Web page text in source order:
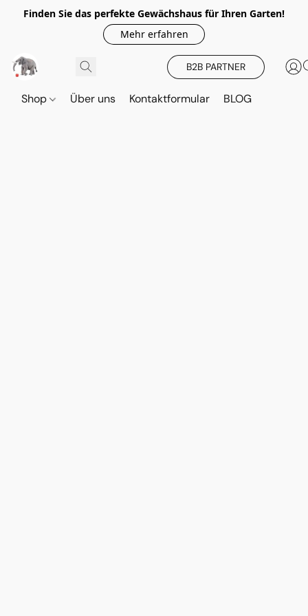
Finden Sie das perfekte Gewächshaus für Ihren Garten!
Mehr erfahren
B2B PARTNER
Shop Über uns Kontaktformular BLOG